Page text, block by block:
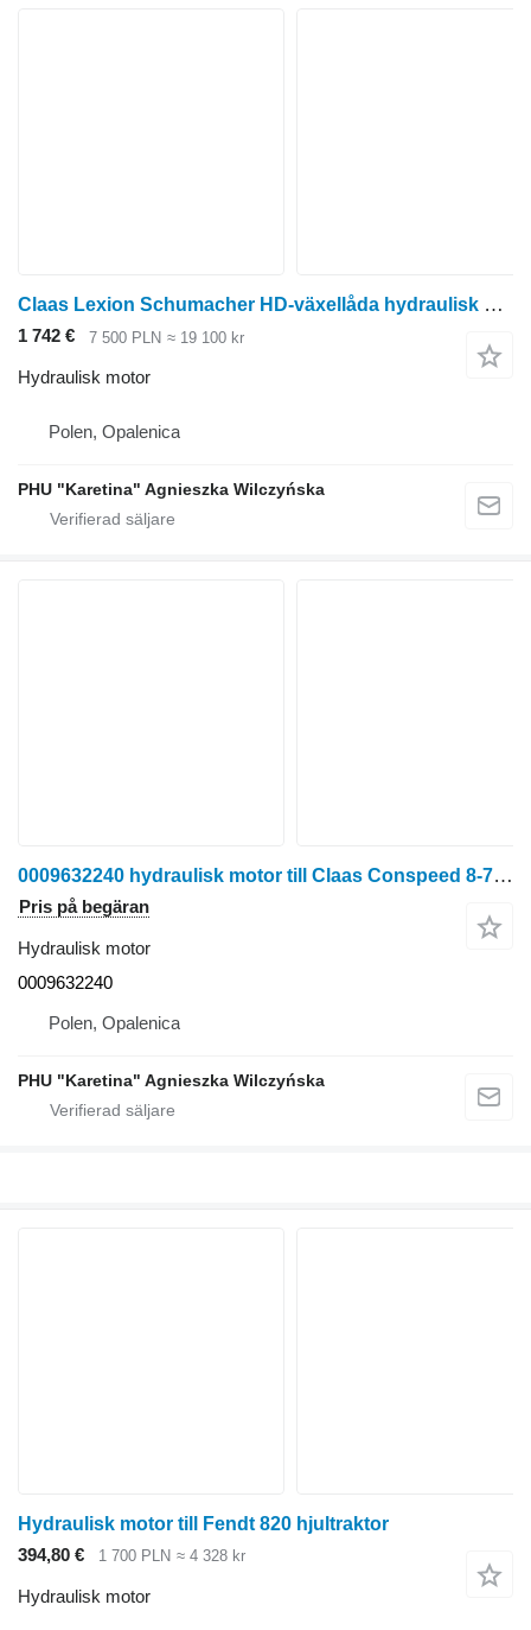
Claas Lexion Schumacher HD-växellåda hydraulisk motor till Claas Lexion skördetröska
1 742 € 7 500 PLN ≈ 19 100 kr
Hydraulisk motor
Polen, Opalenica
PHU "Karetina" Agnieszka Wilczyńska
0009632240 hydraulisk motor till Claas Conspeed 8-75 FC przystawka do kukurydzy
Pris på begäran
Hydraulisk motor
0009632240
Polen, Opalenica
PHU "Karetina" Agnieszka Wilczyńska
Hydraulisk motor till Fendt 820 hjultraktor
394,80 €
1 700 PLN ≈ 4 328 kr
Hydraulisk motor